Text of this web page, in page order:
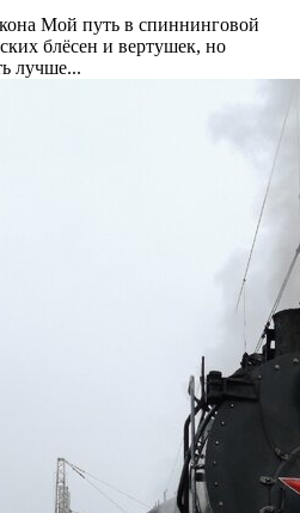
Мой путь в спиннинговой
блёсен и вертушек, но
лучше...